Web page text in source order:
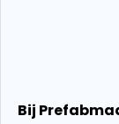
Bij